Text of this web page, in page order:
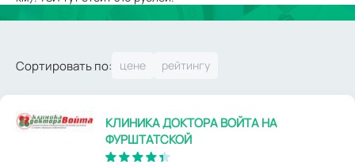
Сортировать по:
КЛИНИКА ДОКТОРА ВОЙТА НА
ФУРШТАТСКОЙ